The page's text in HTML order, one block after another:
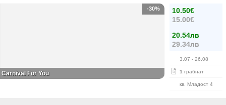
10.50€
15.00€
20.54лв
29.34лв
3.07 - 26.08
1 грабнат
кв. Младост 4
-30%
Carnival For You